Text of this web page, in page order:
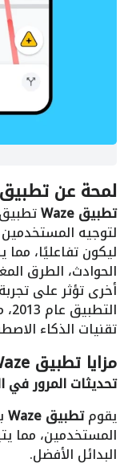
لمحة عن تطبيق Waze
تطبيق Waze
لتوجيه
ليكون تفاعليًا،
الحوادث، الطرق
تقنيات الذكاء
مزايا تطبيق Waze
تحديثات المرور في
يقومتطبيق Waze
المستخدمين، مما
البدائل الأفضل.